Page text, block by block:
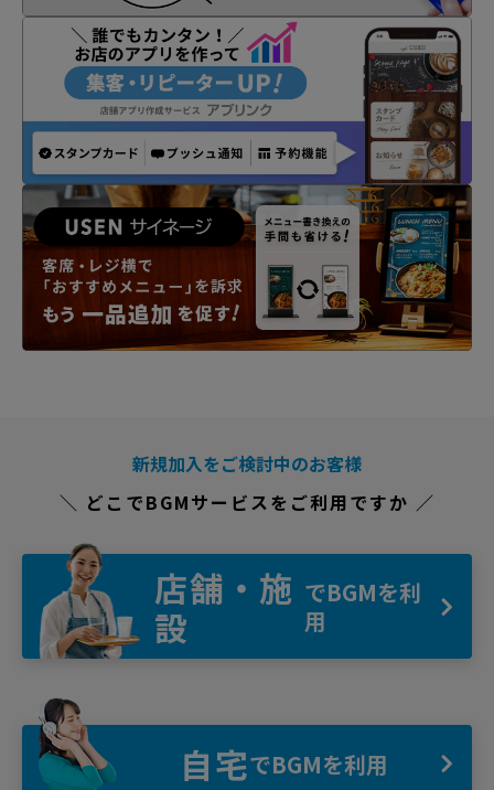
新規加入をご検討中のお客様
＼ どこでBGMサービスをご利用ですか ／
店舗・施
設
でBGMを利
用
自宅でBGMを利用